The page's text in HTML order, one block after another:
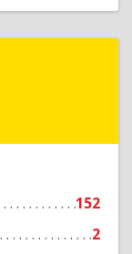
152
2
Елена
Подробнее